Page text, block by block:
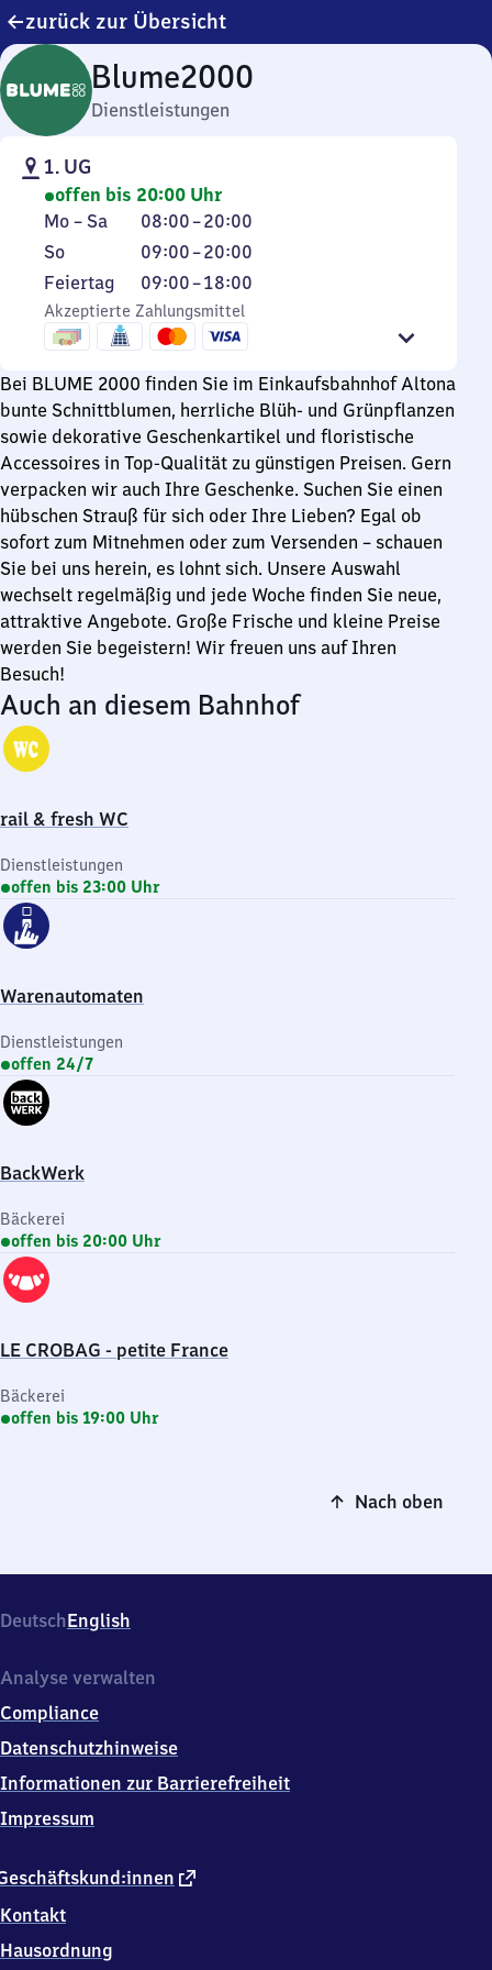
zurück zur Übersicht
Blume2000
Dienstleistungen
1. UG
offen bis 20:00 Uhr
Montag
bis
Samstag
Mo – Sa 08:00–20:00
Von
8
Uhr
bis
20
Uhr
Sonntag
So 09:00–20:00
Von
9
Uhr
bis
20
Uhr
Feiertag
Feiertag 09:00–18:00
Von
9
Uhr
18
Uhr
Akzeptierte Zahlungsmittel
Bei BLUME 2000 finden Sie im Einkaufsbahnhof Altona
bunte Schnittblumen, herrliche Blüh- und Grünpflanzen
sowie dekorative Geschenkartikel und floristische
Accessoires in Top-Qualität zu günstigen Preisen. Gern
verpacken wir auch Ihre Geschenke. Suchen Sie einen
hübschen Strauß für sich oder Ihre Lieben? Egal ob
sofort zum Mitnehmen oder zum Versenden – schauen
Sie bei uns herein, es lohnt sich. Unsere Auswahl
wechselt regelmäßig und jede Woche finden Sie neue,
attraktive Angebote. Große Frische und kleine Preise
werden Sie begeistern! Wir freuen uns auf Ihren
Besuch!
Auch an diesem Bahnhof
rail & fresh WC
Dienstleistungen
offen bis 23:00 Uhr
Warenautomaten
Dienstleistungen
offen 24/7
BackWerk
Bäckerei
offen bis 20:00 Uhr
LE CROBAG - petite France
Bäckerei
offen bis 19:00 Uhr
Nach oben
DeutschEnglish
externer
Kontakt
Hausordnung
Analyse verwalten
Compliance
Datenschutzhinweise
Informationen zur Barrierefreiheit
Impressum